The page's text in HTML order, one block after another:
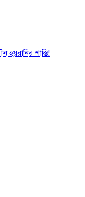
শাস্তি!